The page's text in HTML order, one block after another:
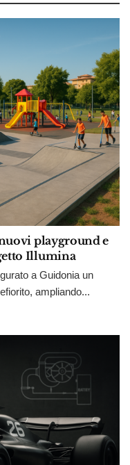
playground e
Illumina
a Guidonia un
ampliando...